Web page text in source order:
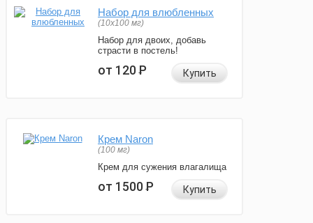
Набор для влюбленных
(10х100 мг)
Набор для двоих, добавь
страсти в постель!
от 120Р Купить
Крем Naron
(100 мг)
Крем для сужения влагалища
от 1500Р Купить